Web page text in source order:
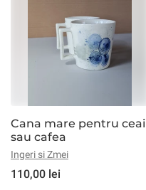
Cana mare pentru ceai
sau cafea
Ingeri si Zmei
110,00 lei